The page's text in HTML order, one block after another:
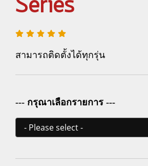
สามารถติดตั้งได้ทุกรุ่น
--- กรุณาเลือกรายการ ---